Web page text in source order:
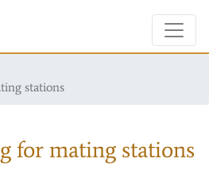
stations
for mating stations